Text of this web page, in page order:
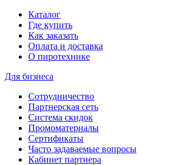
Каталог
Где купить
Как заказать
Оплата и доставка
О пиротехнике
Для бизнеса
Сотрудничество
Партнерская сеть
Система скидок
Промоматериалы
Сертификаты
Часто задаваемые вопросы
Кабинет партнера